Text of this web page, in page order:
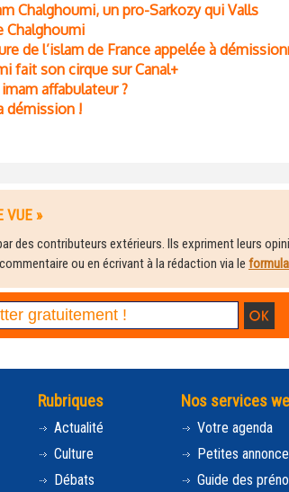
Chalghoumi, un pro-Sarkozy qui Valls
Chalghoumi
de l’islam de France appelée à
fait son cirque sur Canal+
affabulateur ?
démission !
VUE »
des contributeurs extérieurs. Ils expriment leurs
ou en écrivant à la rédaction via le
Rubriques
Actualité
Culture
Débats
Nos services
Votre agenda
Petites
Guide des